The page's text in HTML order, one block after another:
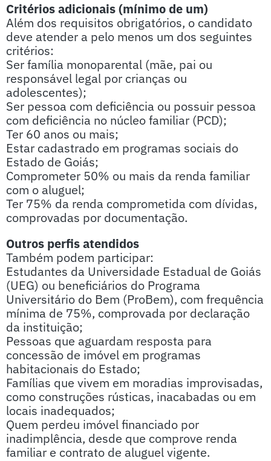
Critérios adicionais (mínimo de um)
Além dos requisitos obrigatórios, o candidato
deve atender a pelo menos um dos seguintes
critérios:
Ser família monoparental (mãe, pai ou
responsável legal por crianças ou
adolescentes);
Ser pessoa com deficiência ou possuir pessoa
com deficiência no núcleo familiar (PCD);
Ter 60 anos ou mais;
Estar cadastrado em programas sociais do
Estado de Goiás;
Comprometer 50% ou mais da renda familiar
com o aluguel;
Ter 75% da renda comprometida com dívidas,
comprovadas por documentação.
Outros perfis atendidos
Também podem participar:
Estudantes da Universidade Estadual de Goiás
(UEG) ou beneficiários do Programa
Universitário do Bem (ProBem), com frequência
mínima de 75%, comprovada por declaração
da instituição;
Pessoas que aguardam resposta para
concessão de imóvel em programas
habitacionais do Estado;
Famílias que vivem em moradias improvisadas,
como construções rústicas, inacabadas ou em
locais inadequados;
Quem perdeu imóvel financiado por
inadimplência, desde que comprove renda
familiar e contrato de aluguel vigente.